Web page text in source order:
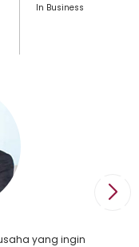
In Business
yang ingin